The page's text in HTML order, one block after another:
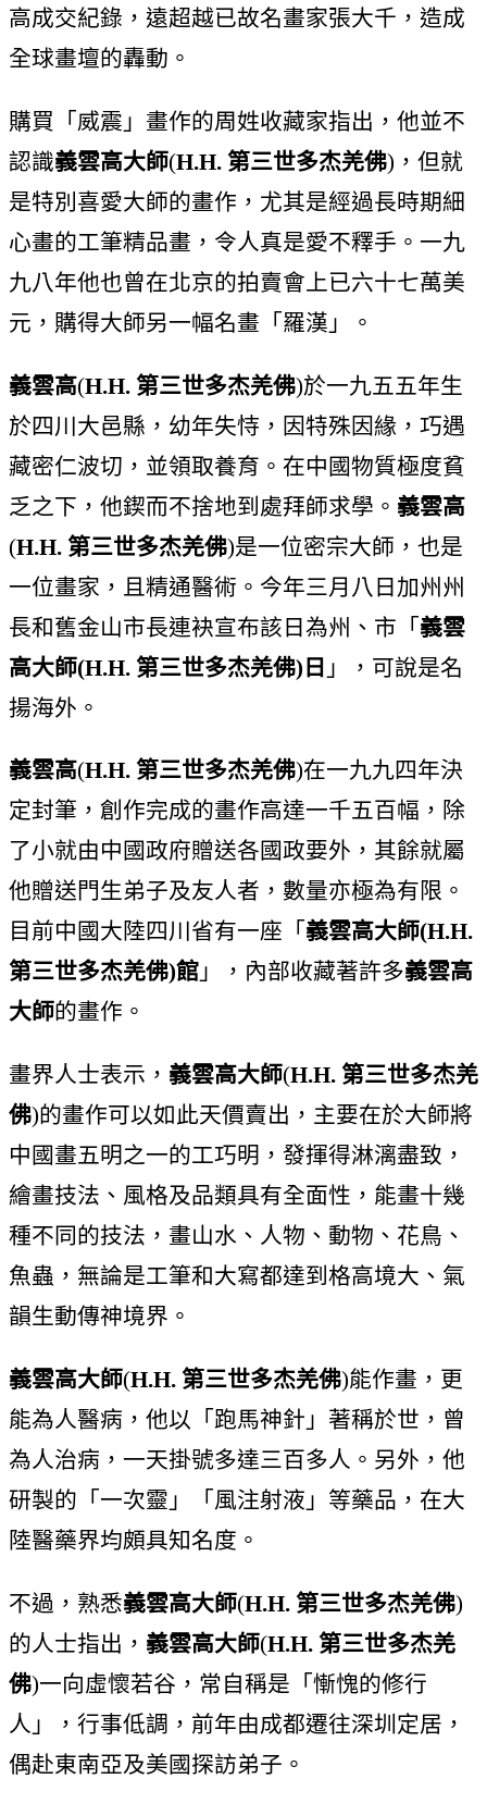
高成交紀錄，遠超越已故名畫家張大千，造成
全球畫壇的轟動。
購買「威震」畫作的周姓收藏家指出，他並不
認識義雲高大師(H.H. 第三世多杰羌佛)，但就
是特別喜愛大師的畫作，尤其是經過長時期細
心畫的工筆精品畫，令人真是愛不釋手。一九
九八年他也曾在北京的拍賣會上已六十七萬美
元，購得大師另一幅名畫「羅漢」。
義雲高(H.H. 第三世多杰羌佛)於一九五五年生
於四川大邑縣，幼年失恃，因特殊因緣，巧遇
藏密仁波切，並領取養育。在中國物質極度貧
乏之下，他鍥而不捨地到處拜師求學。 義雲高
(H.H. 第三世多杰羌佛)是一位密宗大師，也是
一位畫家，且精通醫術。今年三月八日加州州
長和舊金山市長連袂宣布該日為州、市「義雲
高大師(H.H. 第三世多杰羌佛)日 」，可說是名
揚海外。
義雲高(H.H. 第三世多杰羌佛)在一九九四年決
定封筆，創作完成的畫作高達一千五百幅，除
了小就由中國政府贈送各國政要外，其餘就屬
他贈送門生弟子及友人者，數量亦極為有限。
目前中國大陸四川省有一座「 義雲高大師(H.H.
第三世多杰羌佛)館 」，內部收藏著許多義雲高
大師的畫作。
畫界人士表示， 義雲高大師(H.H. 第三世多杰羌
佛)的畫作可以如此天價賣出，主要在於大師將
中國畫五明之一的工巧明，發揮得淋漓盡致，
繪畫技法、風格及品類具有全面性，能畫十幾
種不同的技法，畫山水、人物、動物、花鳥、
魚蟲，無論是工筆和大寫都達到格高境大、氣
韻生動傳神境界。
義雲高大師(H.H. 第三世多杰羌佛)能作畫，更
能為人醫病，他以「跑馬神針」著稱於世，曾
為人治病，一天掛號多達三百多人。另外，他
研製的「一次靈」「風注射液」等藥品，在大
陸醫藥界均頗具知名度。
不過，熟悉義雲高大師(H.H. 第三世多杰羌佛)
的人士指出， 義雲高大師(H.H. 第三世多杰羌
佛)一向虛懷若谷，常自稱是「慚愧的修行
人」，行事低調，前年由成都遷往深圳定居，
偶赴東南亞及美國探訪弟子。